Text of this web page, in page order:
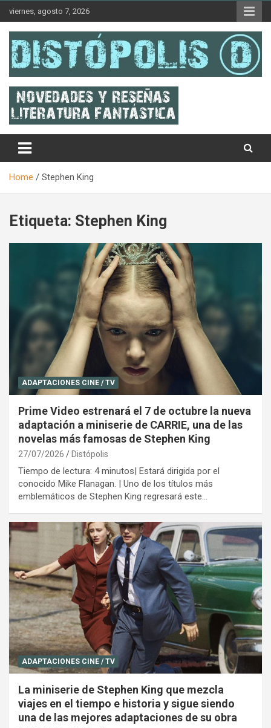
content
viernes, agosto 7, 2026
Distópolis
Home Stephen King
Etiqueta: Stephen King
ADAPTACIONES CINE / TV
Prime Video estrenará el 7 de octubre la nueva
adaptación a miniserie de CARRIE, una de las
novelas más famosas de Stephen King
27/07/2026 Distópolis
Tiempo de lectura: 4 minutos| Estará dirigida por el
conocido Mike Flanagan. | Uno de los títulos más
emblemáticos de Stephen King regresará este…
ADAPTACIONES CINE / TV
La miniserie de Stephen King que mezcla
viajes en el tiempo e historia y sigue siendo
una de las mejores adaptaciones de su obra